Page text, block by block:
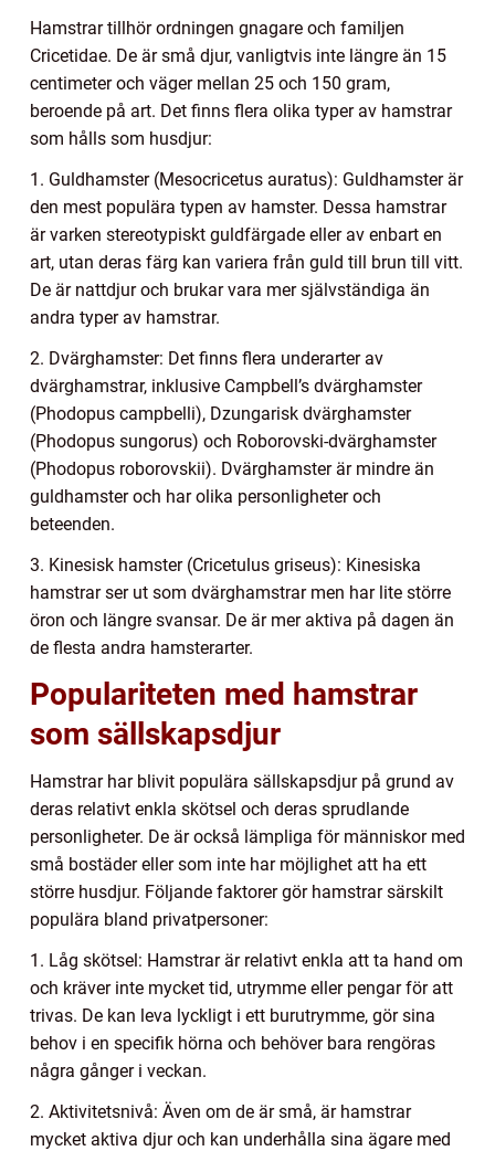
Hamstrar tillhör ordningen gnagare och familjen
Cricetidae. De är små djur, vanligtvis inte längre än 15
centimeter och väger mellan 25 och 150 gram,
beroende på art. Det finns flera olika typer av hamstrar
som hålls som husdjur:
1. Guldhamster (Mesocricetus auratus): Guldhamster är
den mest populära typen av hamster. Dessa hamstrar
är varken stereotypiskt guldfärgade eller av enbart en
art, utan deras färg kan variera från guld till brun till vitt.
De är nattdjur och brukar vara mer självständiga än
andra typer av hamstrar.
2. Dvärghamster: Det finns flera underarter av
dvärghamstrar, inklusive Campbell’s dvärghamster
(Phodopus campbelli), Dzungarisk dvärghamster
(Phodopus sungorus) och Roborovski-dvärghamster
(Phodopus roborovskii). Dvärghamster är mindre än
guldhamster och har olika personligheter och
beteenden.
3. Kinesisk hamster (Cricetulus griseus): Kinesiska
hamstrar ser ut som dvärghamstrar men har lite större
öron och längre svansar. De är mer aktiva på dagen än
de flesta andra hamsterarter.
Populariteten med hamstrar
som sällskapsdjur
Hamstrar har blivit populära sällskapsdjur på grund av
deras relativt enkla skötsel och deras sprudlande
personligheter. De är också lämpliga för människor med
små bostäder eller som inte har möjlighet att ha ett
större husdjur. Följande faktorer gör hamstrar särskilt
populära bland privatpersoner:
1. Låg skötsel: Hamstrar är relativt enkla att ta hand om
och kräver inte mycket tid, utrymme eller pengar för att
trivas. De kan leva lyckligt i ett burutrymme, gör sina
behov i en specifik hörna och behöver bara rengöras
några gånger i veckan.
2. Aktivitetsnivå: Även om de är små, är hamstrar
mycket aktiva djur och kan underhålla sina ägare med